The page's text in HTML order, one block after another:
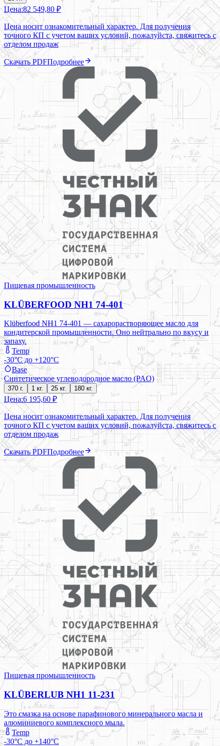
Цена:82 549,80 ₽
Цена носит ознакомительный характер. Для получения
точного КП с учетом ваших условий, пожалуйста, свяжитесь с
отделом продаж
Скачать PDFПодробнее
Пищевая промышленность
KLÜBERFOOD NH1 74-401
Klüberfood NH1 74-401 — сахарорастворяющее масло для
кондитерской промышленности. Оно нейтрально по вкусу и
запаху.
Temp
-30°C до +120°C
Base
Синтетическое углеводородное масло (PAO)
370 г. 1 кг. 25 кг. 180 кг.
Цена:6 195,60 ₽
Цена носит ознакомительный характер. Для получения
точного КП с учетом ваших условий, пожалуйста, свяжитесь с
отделом продаж
Скачать PDFПодробнее
Пищевая промышленность
KLÜBERLUB NH1 11-231
Это смазка на основе парафинового минерального масла и
алюминиевого комплексного мыла.
Temp
-30°C до +140°C